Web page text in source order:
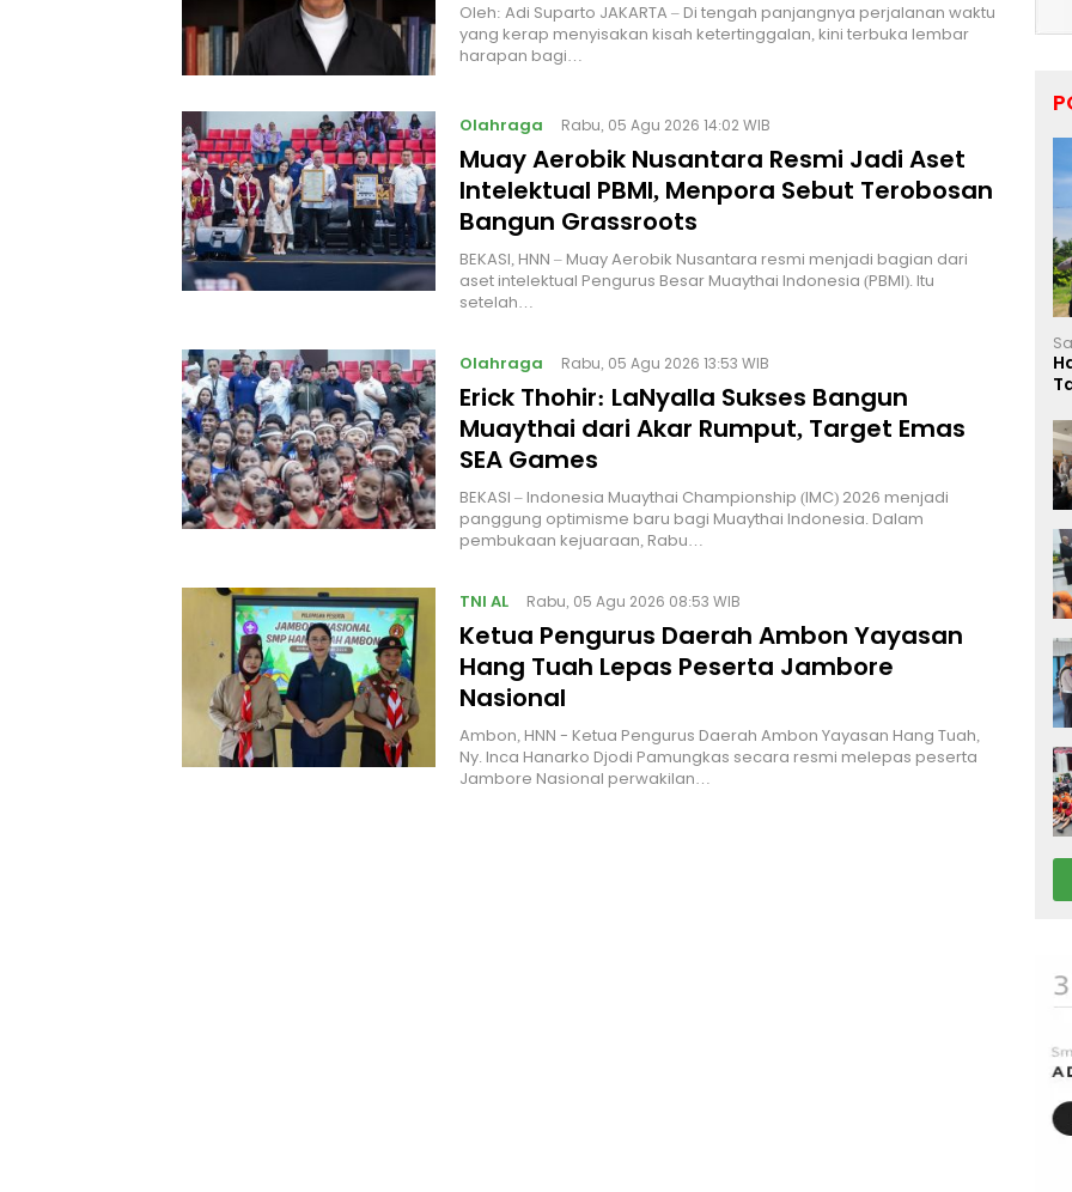
Oleh: Adi Suparto JAKARTA – Di tengah panjangnya perjalanan waktu
yang kerap menyisakan kisah ketertinggalan, kini terbuka lembar
harapan bagi…
Olahraga Rabu, 05 Agu 2026 14:02 WIB
Muay Aerobik Nusantara Resmi Jadi Aset
Intelektual PBMI, Menpora Sebut Terobosan
Bangun Grassroots
BEKASI, HNN – Muay Aerobik Nusantara resmi menjadi bagian dari
aset intelektual Pengurus Besar Muaythai Indonesia (PBMI). Itu
setelah…
Olahraga Rabu, 05 Agu 2026 13:53 WIB
Erick Thohir: LaNyalla Sukses Bangun
Muaythai dari Akar Rumput, Target Emas
SEA Games
BEKASI – Indonesia Muaythai Championship (IMC) 2026 menjadi
panggung optimisme baru bagi Muaythai Indonesia. Dalam
pembukaan kejuaraan, Rabu…
TNI AL Rabu, 05 Agu 2026 08:53 WIB
Ketua Pengurus Daerah Ambon Yayasan
Hang Tuah Lepas Peserta Jambore
Nasional
Ambon, HNN - Ketua Pengurus Daerah Ambon Yayasan Hang Tuah,
Ny. Inca Hanarko Djodi Pamungkas secara resmi melepas peserta
Jambore Nasional perwakilan…